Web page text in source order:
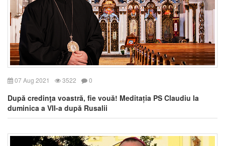
07 Aug 2021 3522 0
După credinţa voastră, fie vouă! Meditația PS Claudiu la
duminica a VII-a după Rusalii